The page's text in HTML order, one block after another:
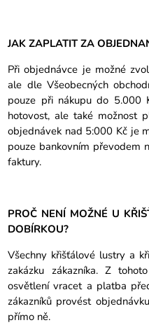
JAK ZAPLATIT ZA
Při objednávce je možné
ale dle Všeobecných
pouze při nákupu do 5.000
hotovost, ale také možnost
objednávek nad 5:000 Kč je
pouze bankovním převodem
faktury.
PROČ NENÍ MOŽNÉ U
DOBÍRKOU?
Všechny křišťálové lustry a
zakázku zákazníka. Z
osvětlení vracet a platba
zákazníků provést
přímo ně.